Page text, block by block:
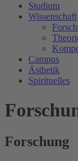
Studium
Wissenschaft
Campus
Ästhetik
Spirituelles
Forschung